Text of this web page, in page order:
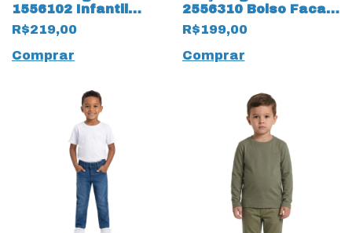
1556102 Infantil
Manga Longa 19882
Slim Casual
R$219,00
Comprar
2556310 Bolso Faca
19862 Tradicional
Infantil
R$199,00
Comprar